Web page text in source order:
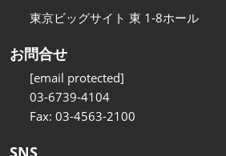
東京ビッグサイト 東 1-8ホール
お問合せ
[email protected]
03-6739-4104
Fax: 03-4563-2100
SNS